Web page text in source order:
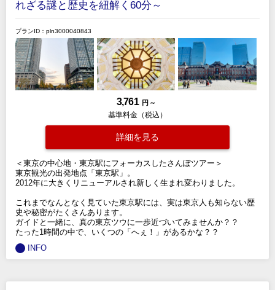
れざる謎と歴史を紐解く60分～
プランID：pln3000040843
3,761 円 ～
基準料金（税込）
詳細を見る
＜東京の中心地・東京駅にフォーカスしたさんぽツアー＞
東京観光の出発地点「東京駅」。
2012年に大きくリニューアルされ新しく生まれ変わりました。
これまでなんとなく見ていた東京駅には、実は東京人も知らない歴
史や秘密がたくさんあります。
ガイドと一緒に、真の東京ツウに一歩近づいてみませんか？？
たった1時間の中で、いくつの「へぇ！」があるかな？？
INFO